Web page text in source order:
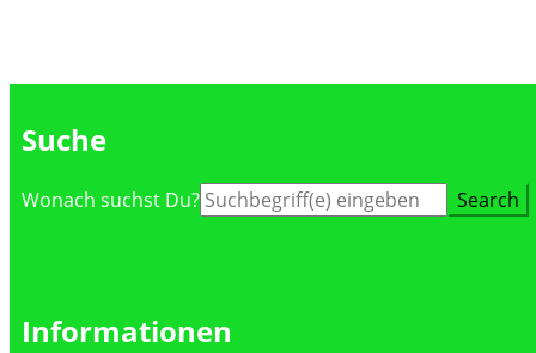
Suche
Suche
Wonach suchst Du?
Informationen